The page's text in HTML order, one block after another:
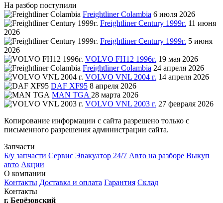
На разбор поступили
Freightliner Colambia 6 июля 2026
Freightliner Century 1999г. 11 июня
2026
Freightliner Century 1999г. 5 июня
2026
VOLVO FH12 1996г. 19 мая 2026
Freightliner Colambia 24 апреля 2026
VOLVO VNL 2004 г. 14 апреля 2026
DAF XF95 8 апреля 2026
MAN TGA 28 марта 2026
VOLVO VNL 2003 г. 27 февраля 2026
Копирование информации с сайта разрешено только с
письменного разрешения администрации сайта.
Запчасти
Б/у запчасти Сервис Эвакуатор 24/7 Авто на разборе Выкуп
авто Акции
О компании
Контакты Доставка и оплата Гарантия Склад
Контакты
г. Берёзовский